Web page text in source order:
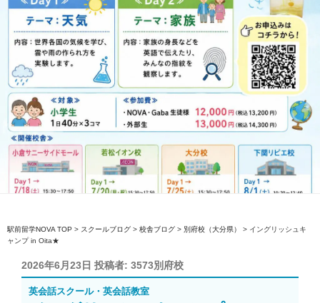
駅前留学NOVA TOP > スクールブログ > 校舎ブログ > 別府校（大分県） > イングリッシュキ
ャンプ in Oita★
投
稿
日:
2026年6月23日 投稿者: 3573別府校
英会話スクール・英会話教室